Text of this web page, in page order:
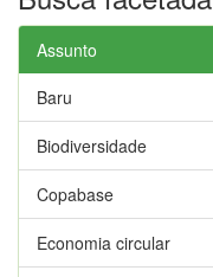
Assunto
Baru
Biodiversidade
Copabase
Economia circular